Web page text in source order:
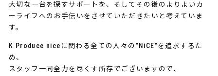
大切な一台を探すサポートを、そしてその後のよりよいカ
ーライフへのお手伝いをさせていただきたいと考えていま
す。
K Produce niceに関わる全ての人々の”NiCE”を追求するた
め、
スタッフ一同全力を尽くす所存でございますので、